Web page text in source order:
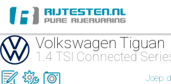
Volkswagen Tiguan
1.4 TSI Connected
Joep